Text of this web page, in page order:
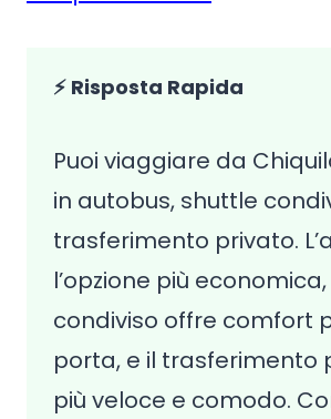
⚡ Risposta Rapida
Puoi viaggiare da
in autobus, shuttle
trasferimento privato.
l’opzione più
condiviso offre comfort
porta, e il trasferimento
più veloce e comodo.